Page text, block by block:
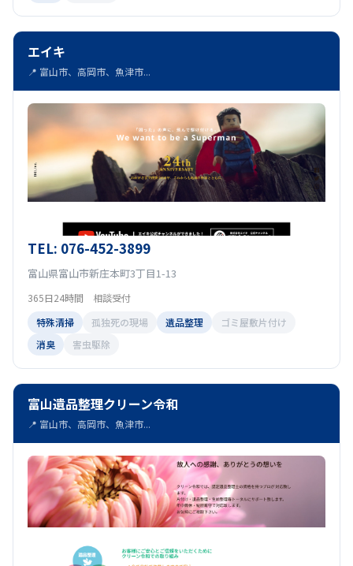
エイキ
📍 富山市、高岡市、魚津市...
TEL: 076-452-3899
富山県富山市新庄本町3丁目1-13
365日24時間 相談受付
特殊清掃
孤独死の現場 遺品整理
ゴミ屋敷片付け
消臭
害虫駆除
富山遺品整理クリーン令和
📍 富山市、高岡市、魚津市...